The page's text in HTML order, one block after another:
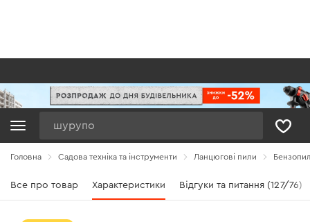
Головна Садова техніка та інструменти Ланцюгові пили
Все про товар Характеристики Відгуки та питання (127/76)